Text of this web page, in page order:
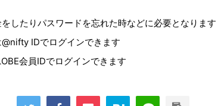
したりパスワードを忘れた時などに必要となります
IDでログインできます
会員IDでログインできます